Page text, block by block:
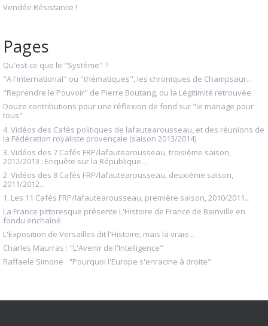
Vendée Résistance !
Pages
Qu'est-ce que le "Système" ?
"A l'international" ou "thématiques", les chroniques de Champsaur...
"Reprendre le Pouvoir" de Pierre Boutang, ou la Légitimité retrouvée
Douze contributions pour une réflexion de fond sur "le mariage pour
tous"
4. Vidéos des Cafés politiques de lafautearousseau, et des réunions de
la Fédération royaliste provençale (saison 2013/2014)
3. Vidéos des 7 Cafés FRP/lafautearousseau, troisième saison,
2012/2013 : Enquête sur la République...
2. Vidéos des 8 Cafés FRP/lafautearousseau, deuxième saison,
2011/2012...
1. Les 11 Cafés FRP/lafautearousseau, première saison, 2010/2011...
La France pittoresque présente L'Histoire de France de Bainville en
fondu enchaîné
L'Exposition de Versailles dit l'Histoire, mais la vraie...
Charles Maurras : "L'Avenir de l'Intelligence"
Raffaele Simone : "Pourquoi l'Europe s'enracine à droite"